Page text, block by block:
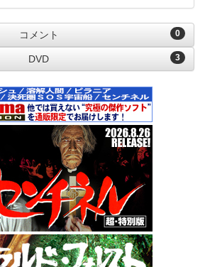
0
コメント
3
DVD